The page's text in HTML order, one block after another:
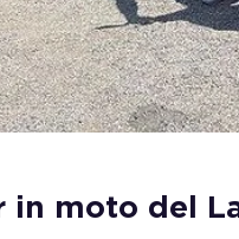
in moto del